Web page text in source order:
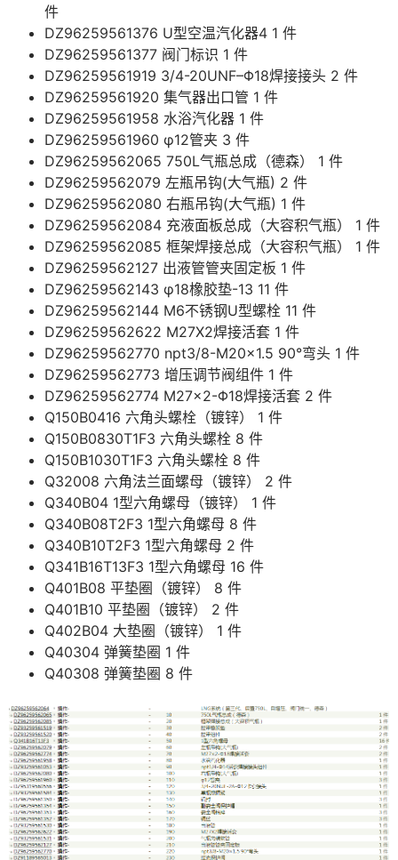
件
DZ96259561376 U型空温汽化器4 1 件
DZ96259561377 阀门标识 1 件
DZ96259561919 3/4-20UNF–Φ18焊接接头 2 件
DZ96259561920 集气器出口管 1 件
DZ96259561958 水浴汽化器 1 件
DZ96259561960 φ12管夹 3 件
DZ96259562065 750L气瓶总成（德森） 1 件
DZ96259562079 左瓶吊钩(大气瓶) 2 件
DZ96259562080 右瓶吊钩(大气瓶) 1 件
DZ96259562084 充液面板总成（大容积气瓶） 1 件
DZ96259562085 框架焊接总成（大容积气瓶） 1 件
DZ96259562127 出液管管夹固定板 1 件
DZ96259562143 φ18橡胶垫-13 11 件
DZ96259562144 M6不锈钢U型螺栓 11 件
DZ96259562622 M27X2焊接活套 1 件
DZ96259562770 npt3/8-M20×1.5 90°弯头 1 件
DZ96259562773 增压调节阀组件 1 件
DZ96259562774 M27×2-Φ18焊接活套 2 件
Q150B0416 六角头螺栓（镀锌） 1 件
Q150B0830T1F3 六角头螺栓 8 件
Q150B1030T1F3 六角头螺栓 8 件
Q32008 六角法兰面螺母（镀锌） 2 件
Q340B04 1型六角螺母（镀锌） 1 件
Q340B08T2F3 1型六角螺母 8 件
Q340B10T2F3 1型六角螺母 2 件
Q341B16T13F3 1型六角螺母 16 件
Q401B08 平垫圈（镀锌） 8 件
Q401B10 平垫圈（镀锌） 2 件
Q402B04 大垫圈（镀锌） 1 件
Q40304 弹簧垫圈 1 件
Q40308 弹簧垫圈 8 件